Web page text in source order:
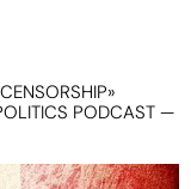
PODCAST —